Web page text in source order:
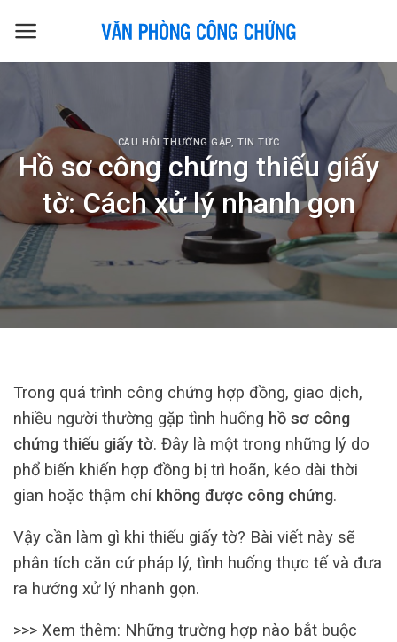
CÂU HỎI THƯỜNG GẶP,TIN TỨC
Hồ sơ công chứng thiếu giấy
tờ: Cách xử lý nhanh gọn
Trong quá trình công chứng hợp đồng, giao dịch,
nhiều người thường gặp tình huống hồ sơ công
chứng thiếu giấy tờ. Đây là một trong những lý do
phổ biến khiến hợp đồng bị trì hoãn, kéo dài thời
gian hoặc thậm chí không được công chứng.
Vậy cần làm gì khi thiếu giấy tờ? Bài viết này sẽ
phân tích căn cứ pháp lý, tình huống thực tế và đưa
ra hướng xử lý nhanh gọn.
>>> Xem thêm: Những trường hợp nào bắt buộc